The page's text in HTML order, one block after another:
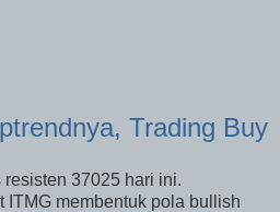
Trading Buy
resisten 37025 hari ini.
ITMG membentuk pola bullish